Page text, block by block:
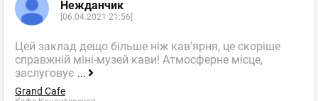
Нежданчик
[06.04.2021 21:56]
Цей заклад дещо більше ніж кав'ярня, це скоріше
справжній міні-музей кави! Атмосферне місце,
заслуговує ...
Grand Cafe